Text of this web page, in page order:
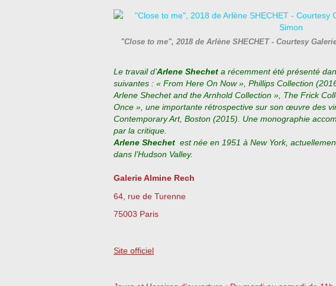
"Close to me", 2018 de Arlène SHECHET - Courtesy
Le travail d’Arlene Shechet a récemment été présenté
suivantes : « From Here On Now », Phillips Collection
Arlene Shechet and the Arnhold Collection », The Frick
Once », une importante rétrospective sur son œuvre des
Contemporary Art, Boston (2015). Une monographie
par la critique.
Arlene Shechet est née en 1951 à New York,
dans l’Hudson Valley.
Galerie Almine Rech
64, rue de Turenne
75003 Paris
Site officiel